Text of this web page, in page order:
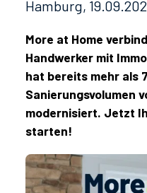
Hamburg,
More at Home
Handwerker mit
hat bereits mehr als
Sanierungsvolumen
modernisiert. Jetzt
starten!